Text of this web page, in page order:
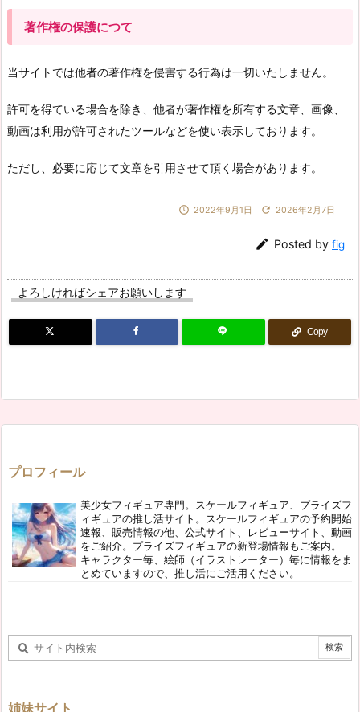
著作権の保護につて
当サイトでは他者の著作権を侵害する行為は一切いたしません。
許可を得ている場合を除き、他者が著作権を所有する文章、画像、
動画は利用が許可されたツールなどを使い表示しております。
ただし、必要に応じて文章を引用させて頂く場合があります。
 2022年9月1日  2026年2月7日
 Posted by fig
よろしければシェアお願いします
Copy
プロフィール
美少女フィギュア専門。スケールフィギュア、プライズフ
ィギュアの推し活サイト。スケールフィギュアの予約開始
速報、販売情報の他、公式サイト、レビューサイト、動画
をご紹介。プライズフィギュアの新登場情報もご案内。
キャラクター毎、絵師（イラストレーター）毎に情報をま
とめていますので、推し活にご活用ください。
姉妹サイト